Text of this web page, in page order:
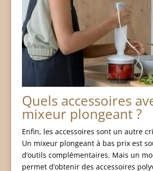
Quels accessoires
mixeur plongeant ?
Enfin, les accessoires sont un autre
Un mixeur plongeant à bas prix est
d’outils complémentaires. Mais un
permet d’obtenir des accessoires